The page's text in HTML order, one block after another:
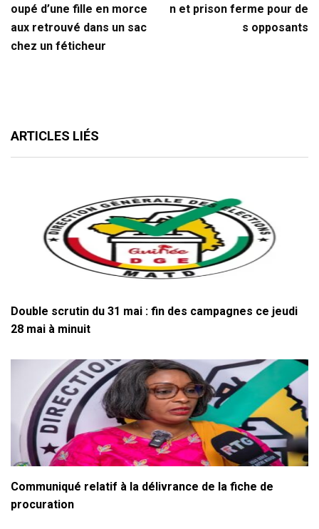
oupé d’une fille en morce
aux retrouvé dans un sac
chez un féticheur
n et prison ferme pour de
s opposants
ARTICLES LIÉS
Double scrutin du 31 mai : fin des campagnes ce jeudi
28 mai à minuit
Communiqué relatif à la délivrance de la fiche de
procuration